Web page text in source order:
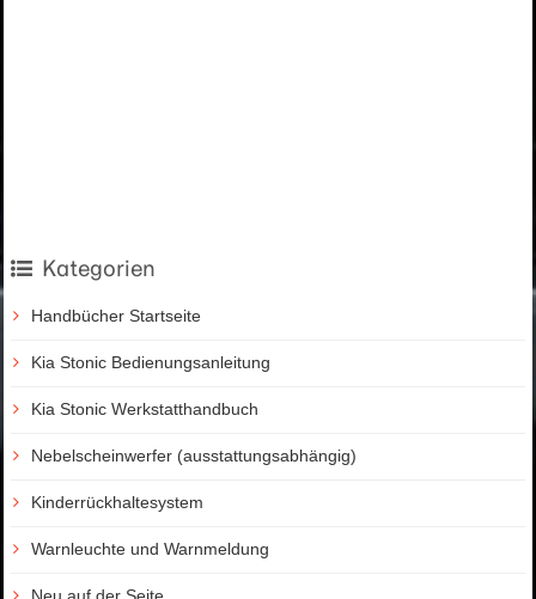
Kategorien
Handbücher Startseite
Kia Stonic Bedienungsanleitung
Kia Stonic Werkstatthandbuch
Nebelscheinwerfer (ausstattungsabhängig)
Kinderrückhaltesystem
Warnleuchte und Warnmeldung